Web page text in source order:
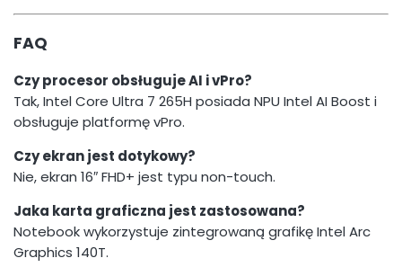
FAQ
Czy procesor obsługuje AI i vPro?
Tak, Intel Core Ultra 7 265H posiada NPU Intel AI Boost i
obsługuje platformę vPro.
Czy ekran jest dotykowy?
Nie, ekran 16″ FHD+ jest typu non-touch.
Jaka karta graficzna jest zastosowana?
Notebook wykorzystuje zintegrowaną grafikę Intel Arc
Graphics 140T.